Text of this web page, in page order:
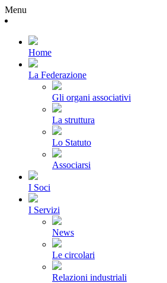
Menu
Home
La Federazione
Gli organi associativi
La struttura
Lo Statuto
Associarsi
I Soci
I Servizi
News
Le circolari
Relazioni industriali